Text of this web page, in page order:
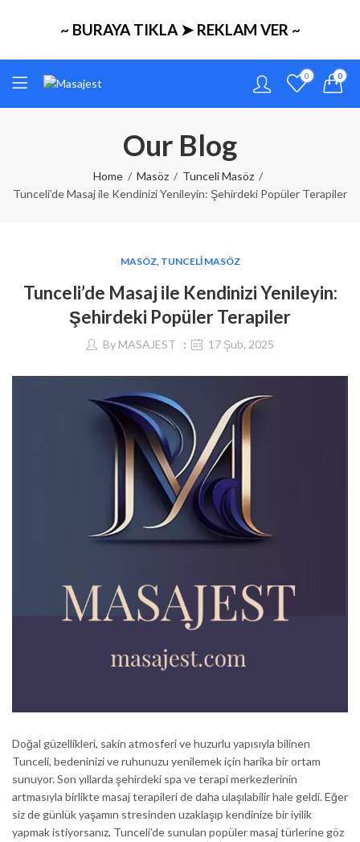
~ BURAYA TIKLA ➤ REKLAM VER ~
0 0
Our Blog
Home Masöz
Tunceli Masöz
Tunceli’de Masaj ile Kendinizi Yenileyin: Şehirdeki Popüler Terapiler
MASÖZ, TUNCELI MASÖZ
Tunceli’de Masaj ile Kendinizi Yenileyin:
Şehirdeki Popüler Terapiler
By MASAJEST 17 Şub, 2025
Doğal güzellikleri, sakin atmosferi ve huzurlu yapısıyla bilinen
Tunceli, bedeninizi ve ruhunuzu yenilemek için harika bir ortam
sunuyor. Son yıllarda şehirdeki spa ve terapi merkezlerinin
artmasıyla birlikte masaj terapileri de daha ulaşılabilir hale geldi. Eğer
siz de günlük yaşamın stresinden uzaklaşıp kendinize bir iyilik
yapmak istiyorsanız, Tunceli’de sunulan popüler masaj türlerine göz